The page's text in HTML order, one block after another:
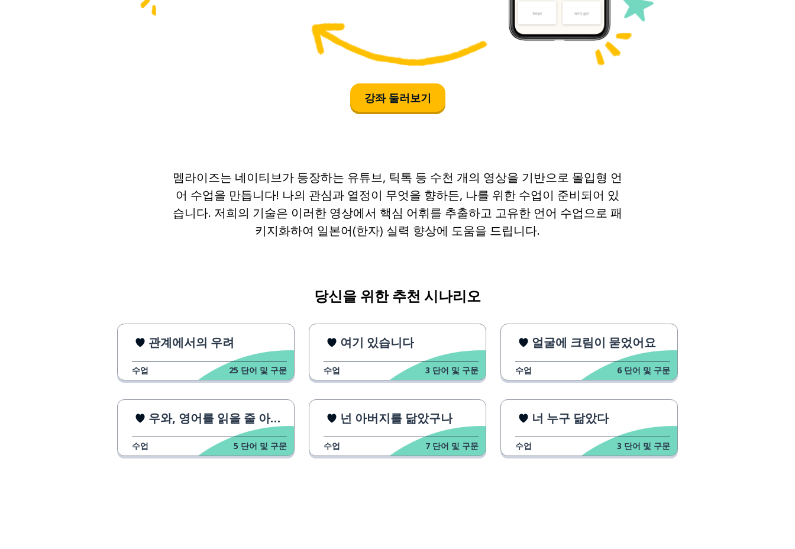
강좌 둘러보기
멤라이즈는 네이티브가 등장하는 유튜브, 틱톡 등 수천 개의 영상을 기반으로 몰입형 언
어 수업을 만듭니다! 나의 관심과 열정이 무엇을 향하든, 나를 위한 수업이 준비되어 있
습니다. 저희의 기술은 이러한 영상에서 핵심 어휘를 추출하고 고유한 언어 수업으로 패
키지화하여 일본어(한자) 실력 향상에 도움을 드립니다.
당신을 위한 추천 시나리오
관계에서의 우려
수업 25 단어 및 구문
여기 있습니다
수업 3 단어 및 구문
얼굴에 크림이 묻었어요
수업 6 단어 및 구문
우와, 영어를 읽을 줄 아시네요!
수업 5 단어 및 구문
넌 아버지를 닮았구나
수업 7 단어 및 구문
너 누구 닮았다
수업 3 단어 및 구문